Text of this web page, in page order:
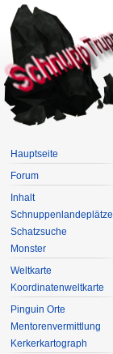
Hauptseite
Forum
Inhalt
Schnuppenlandeplätze
Schatzsuche
Monster
Weltkarte
Koordinatenweltkarte
Pinguin Orte
Mentorenvermittlung
Kerkerkartograph